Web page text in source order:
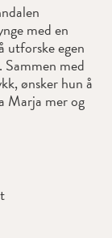
med en
utforske egen
med
ønsker hun å
Marja mer og